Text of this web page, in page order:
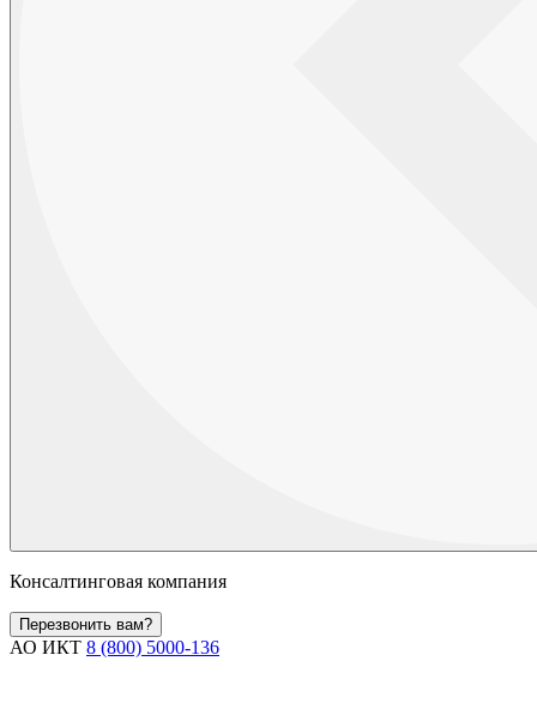
Консалтинговая компания
Перезвонить вам?
АО ИКТ 8 (800) 5000-136